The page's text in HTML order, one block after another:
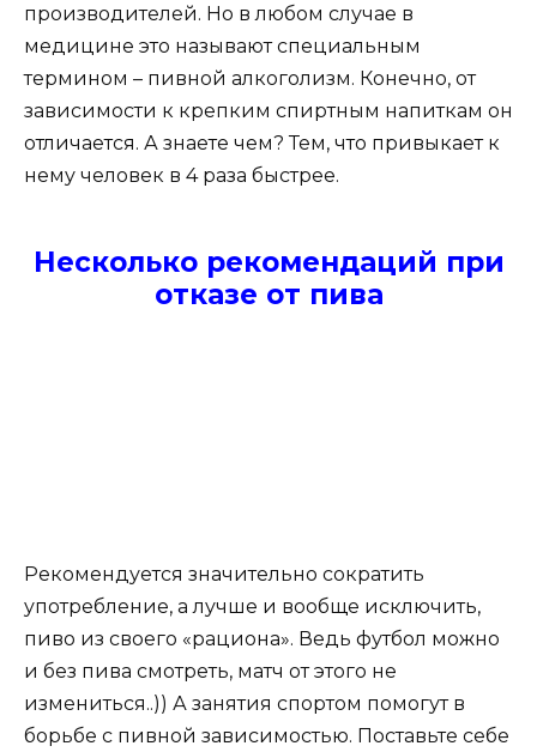
производителей. Но в любом случае в
медицине это называют специальным
термином – пивной алкоголизм. Конечно, от
зависимости к крепким спиртным напиткам он
отличается. А знаете чем? Тем, что привыкает к
нему человек в 4 раза быстрее.
Несколько рекомендаций при
отказе от пива
Рекомендуется значительно сократить
употребление, а лучше и вообще исключить,
пиво из своего «рациона». Ведь футбол можно
и без пива смотреть, матч от этого не
измениться..)) А занятия спортом помогут в
борьбе с пивной зависимостью. Поставьте себе